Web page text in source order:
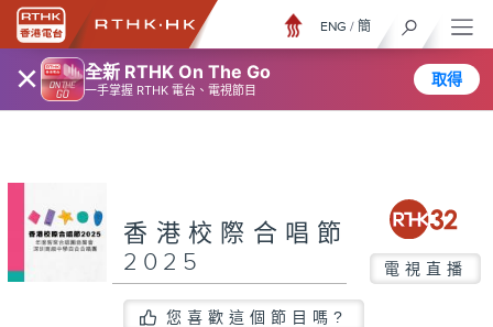
× 全新 RTHK On The Go
一手掌握 RTHK 電台、電視節目
取得
ENG / 簡
香港校際合唱節
2025
電視直播
您喜歡這個節目嗎?